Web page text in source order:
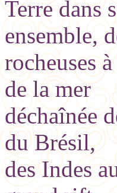
Terre dans
ensemble,
rocheuses
de la mer
déchaînée
du Brésil,
des Indes